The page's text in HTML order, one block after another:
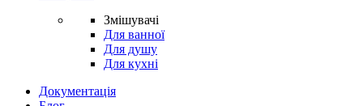
Змішувачі
Для ванної
Для душу
Для кухні
Документація